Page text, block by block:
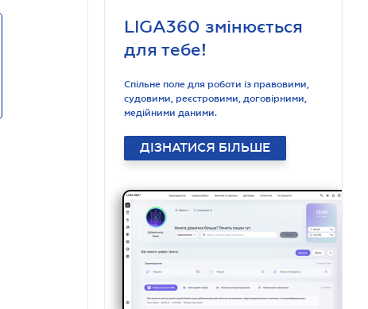
LIGA360 змінюється
для тебе!
Спільне поле для роботи із правовими,
судовими, реєстровими, договірними,
медійними даними.
ДІЗНАТИСЯ БІЛЬШЕ